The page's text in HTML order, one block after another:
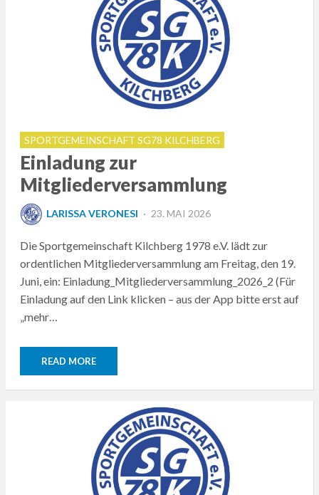
SPORTGEMEINSCHAFT SG78 KILCHBERG
Einladung zur
Mitgliederversammlung
LARISSA VERONESI
POSTED
23. MAI 2026
Die Sportgemeinschaft Kilchberg 1978 e.V. lädt zur
ordentlichen Mitgliederversammlung am Freitag, den 19.
Juni, ein: Einladung_Mitgliederversammlung_2026_2 (Für
Einladung auf den Link klicken – aus der App bitte erst auf
„mehr…
READ MORE